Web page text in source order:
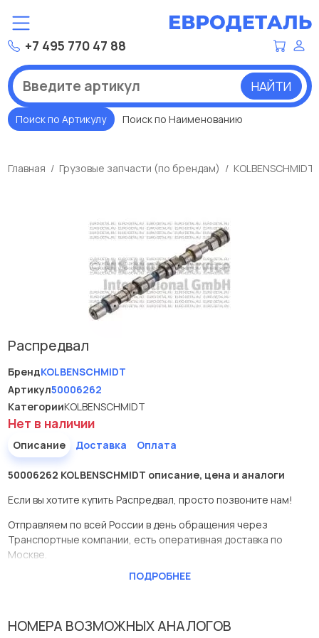
+7 495 770 47 88
НАЙТИ
Поиск по Артикулу Поиск по Наименованию
Главная Грузовые запчасти (по брендам) KOLBENSCHMIDT
Распредвал
БрендKOLBENSCHMIDT
Артикул50006262
КатегорииKOLBENSCHMIDT
Нет в наличии
Описание Доставка Оплата
50006262 KOLBENSCHMIDT описание, цена и аналоги
Если вы хотите купить Распредвал, просто позвоните нам!
Отправляем по всей России в день обращения через
Транспортные компании, есть оперативная доставка по
Москве.
Эта запчасть представлена по производителю
У данной детали есть аналоги с номерами, убедитесь сами.
ПОДРОБНЕЕ
НОМЕРА ВОЗМОЖНЫХ АНАЛОГОВ